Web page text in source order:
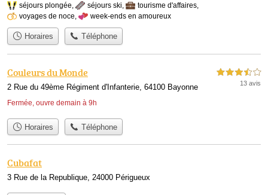
séjours plongée, séjours ski, tourisme d'affaires,
voyages de noce, week-ends en amoureux
Horaires Téléphone
Couleurs du Monde
2 Rue du 49ème Régiment d'Infanterie, 64100 Bayonne
Fermée, ouvre demain à 9h
3,5 étoiles sur 5
13 avis
Horaires Téléphone
Cubafat
3 Rue de la Republique, 24000 Périgueux